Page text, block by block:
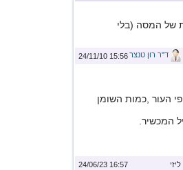
של המסה (בלי
15:56 24/11/10ד"ר רון טנצר
העור ,כמות השומן
המכשיר.
16:57 24/06/23 ליזי